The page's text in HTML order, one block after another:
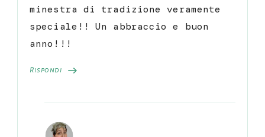
Rispondi
minestra di tradizione veramente
speciale!! Un abbraccio e buon
anno!!!